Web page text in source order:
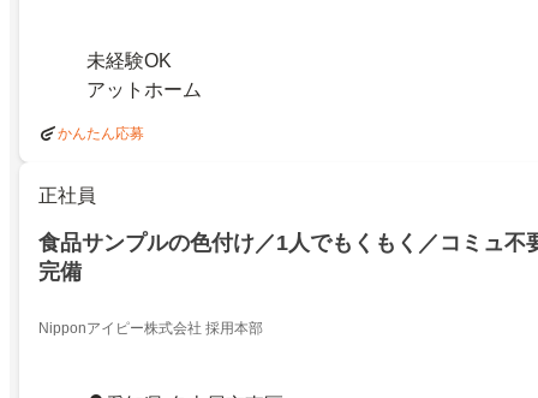
未経験OK
アットホーム
かんたん応募
正社員
食品サンプルの色付け／1人でもくもく／コミュ不
完備
Nipponアイピー株式会社 採用本部